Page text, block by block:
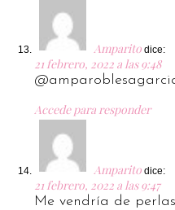
Amparito dice:
21 febrero, 2022 a las 9:48
Accede para responder
Amparito dice:
21 febrero, 2022 a las 9:47
Me vendría de